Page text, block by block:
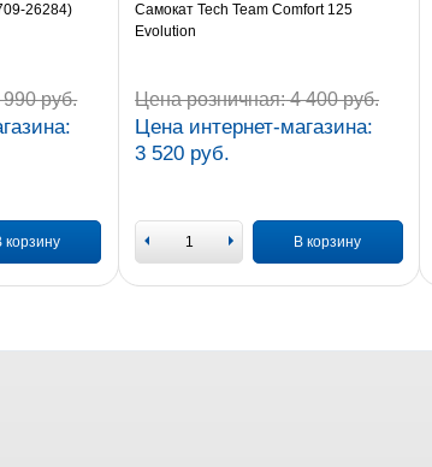
26284)
руб.
корзину
Самокат Tech Team Comfort 125
Evolution
Цена розничная:4 400 руб.
Цена интернет-магазина:
3 520 руб.
В корзину